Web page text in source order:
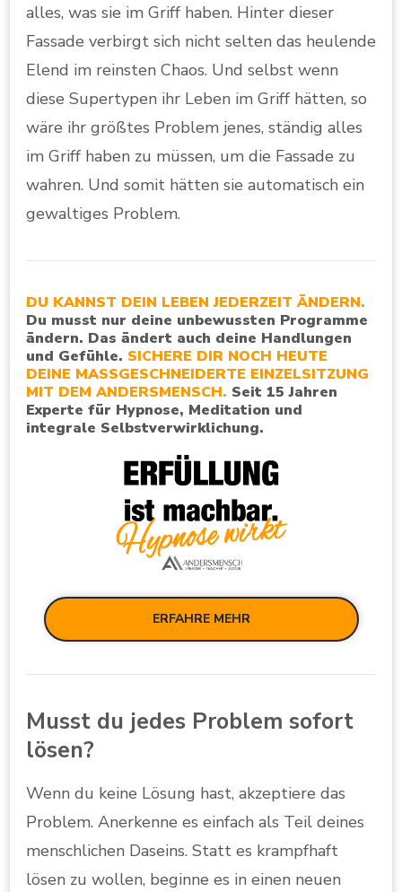
alles, was sie im Griff haben. Hinter dieser
Fassade verbirgt sich nicht selten das heulende
Elend im reinsten Chaos. Und selbst wenn
diese Supertypen ihr Leben im Griff hätten, so
wäre ihr größtes Problem jenes, ständig alles
im Griff haben zu müssen, um die Fassade zu
wahren. Und somit hätten sie automatisch ein
gewaltiges Problem.
DU KANNST DEIN LEBEN JEDERZEIT ÄNDERN.
Du musst nur deine unbewussten Programme
ändern. Das ändert auch deine Handlungen
und Gefühle. SICHERE DIR NOCH HEUTE
DEINE MASSGESCHNEIDERTE EINZELSITZUNG
MIT DEM ANDERSMENSCH. Seit 15 Jahren
Experte für Hypnose, Meditation und
integrale Selbstverwirklichung.
ERFAHRE MEHR
Musst du jedes Problem sofort
lösen?
Wenn du keine Lösung hast, akzeptiere das
Problem. Anerkenne es einfach als Teil deines
menschlichen Daseins. Statt es krampfhaft
lösen zu wollen, beginne es in einen neuen